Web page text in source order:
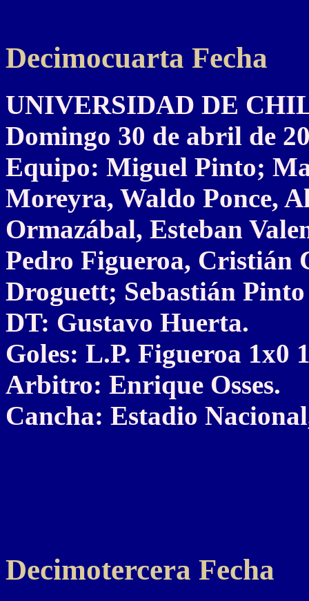
Decimocuarta Fecha
UNIVERSIDAD DE
Domingo 30 de abril de
Equipo: Miguel Pinto;
Moreyra, Waldo Ponce,
Ormazábal, Esteban
Pedro Figueroa, Cristián
Droguett; Sebastián
DT: Gustavo Huerta.
Goles: L.P. Figueroa 1x0
Arbitro: Enrique Osses.
Cancha: Estadio
Decimotercera Fecha